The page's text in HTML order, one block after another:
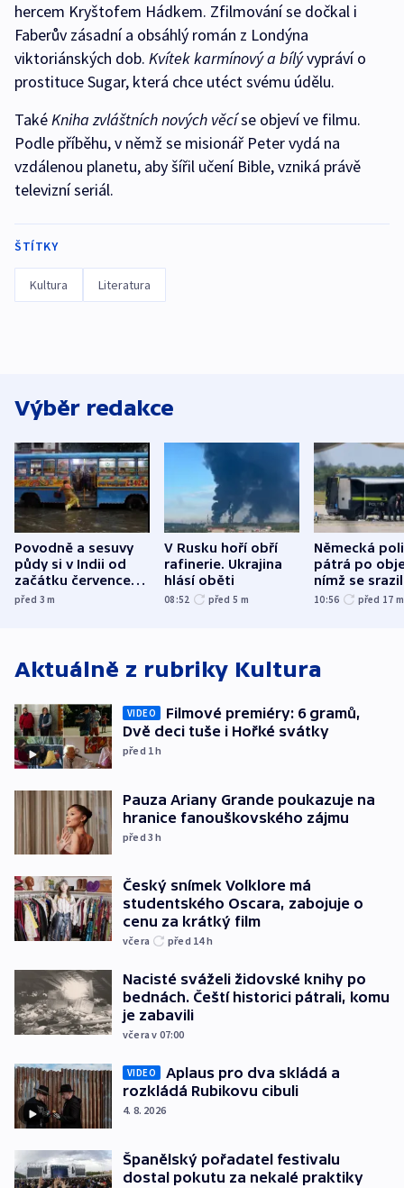
hercem Kryštofem Hádkem. Zfilmování se dočkal i
Faberův zásadní a obsáhlý román z Londýna
viktoriánských dob. Kvítek karmínový a bílývypráví o
prostituce Sugar, která chce utéct svému údělu.
TakéKniha zvláštních nových věcíse objeví ve filmu.
Podle příběhu, v němž se misionář Peter vydá na
vzdálenou planetu, aby šířil učení Bible, vzniká právě
televizní seriál.
ŠTÍTKY
Kultura Literatura
Výběr redakce
Povodně a sesuvy
půdy si v Indii od
začátku července
vyžádaly přes 130
před 3m
V Rusku hoří obří
rafinerie. Ukrajina
hlásí oběti
08:52 před 5 m
Německá
pátrá po
nímž se
letadlo u
10:56 před 17 m
Aktuálně z rubriky Kultura
VIDEO
Filmové premiéry: 6 gramů,
Dvě deci tuše i Hořké svátky
před 1h
Pauza Ariany Grande poukazuje na
hranice fanouškovského zájmu
před 3h
Český snímek Volklore má
studentského Oscara, zabojuje o
cenu za krátký film
včera před 14h
Nacisté sváželi židovské knihy po
bednách. Čeští historici pátrali, komu
je zabavili
včera v 07:00
VIDEO
Aplaus pro dva skládá a
rozkládá Rubikovu cibuli
4. 8. 2026
Španělský pořadatel festivalu
dostal pokutu za nekalé praktiky